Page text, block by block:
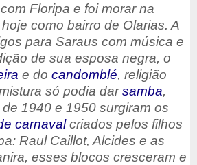
Floripa e foi morar na
como bairro de Olarias. A
para Saraus com música e
de sua esposa negra, o
e do candomblé, religião
só podia darsamba,
1940 e 1950 surgiram os
carnavalcriados pelos filhos
Raul Caillot, Alcides e as
esses blocos cresceram e